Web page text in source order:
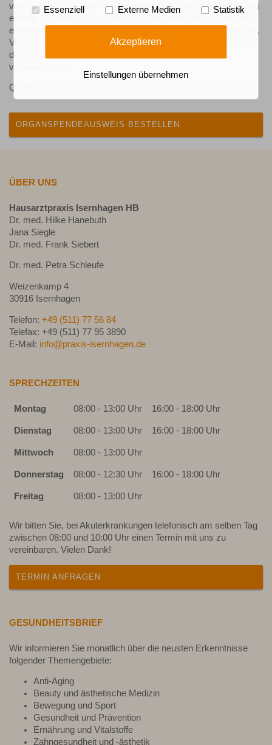
von Organen nur unter Verwandten ersten oder zweiten Grades
erlaubt. In Betracht kommen z.B. Eltern oder Geschwister der
empfangenden Person, sowie Ehepartnerinnen und Ehepartner,
Verlobte oder andere Personen, die mit der Empfängerin oder
dem Empfänger in besonderer Weise persönlich
verbunden sind.
Quelle:
ORGANSPENDEAUSWEIS BESTELLEN
ÜBER UNS
Hausarztpraxis Isernhagen HB
Dr. med. Hilke Hanebuth
Jana Siegle
Dr. med. Frank Siebert
Dr. med. Petra Schleufe
Weizenkamp 4
30916 Isernhagen
Telefon: +49 (511) 77 56 84
Telefax: +49 (511) 77 95 3890
E-Mail: info@praxis-isernhagen.de
SPRECHZEITEN
Montag 08:00 - 13:00 Uhr 16:00 - 18:00 Uhr
Dienstag 08:00 - 13:00 Uhr 16:00 - 18:00 Uhr
Mittwoch 08:00 - 13:00 Uhr
Donnerstag 08:00 - 12:30 Uhr 16:00 - 18:00 Uhr
Freitag 08:00 - 13:00 Uhr
Wir bitten Sie, bei Akuterkrankungen telefonisch am selben Tag
zwischen 08:00 und 10:00 Uhr einen Termin mit uns zu
vereinbaren. Vielen Dank!
TERMIN ANFRAGEN
GESUNDHEITSBRIEF
Wir informieren Sie monatlich über die neusten Erkenntnisse
folgender Themengebiete:
Anti-Aging
Beauty und ästhetische Medizin
Bewegung und Sport
Gesundheit und Prävention
Ernährung und Vitalstoffe
Zahngesundheit und -ästhetik
Essenziell Externe Medien Statistik
Akzeptieren
Einstellungen übernehmen